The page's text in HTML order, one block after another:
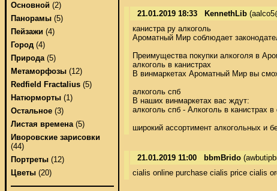
Основной (2)
Панорамы (5)
Пейзажи (4)
Город (4)
Природа(5)
Метаморфозы (12)
Redfield Fractalius (5)
Натюрморты (1)
Остальное (3)
Листая времена(5)
Иворовские зарисовки
(44)
Портреты (12)
Цветы (20)
21.01.2019 18:33 KennethLib
канистра ру алкоголь
Ароматный Мир соблюдает
Преимущества покупки алкоголя в
алкоголь в канистрах
В винмаркетах Ароматный Мир вы
алкоголь спб
В наших винмаркетах вас ждут:
алкоголь спб - Алкоголь в канистрах в
широкий ассортимент алкогольных и
21.01.2019 11:00 bbmBrido
cialis online purchase cialis price cialis